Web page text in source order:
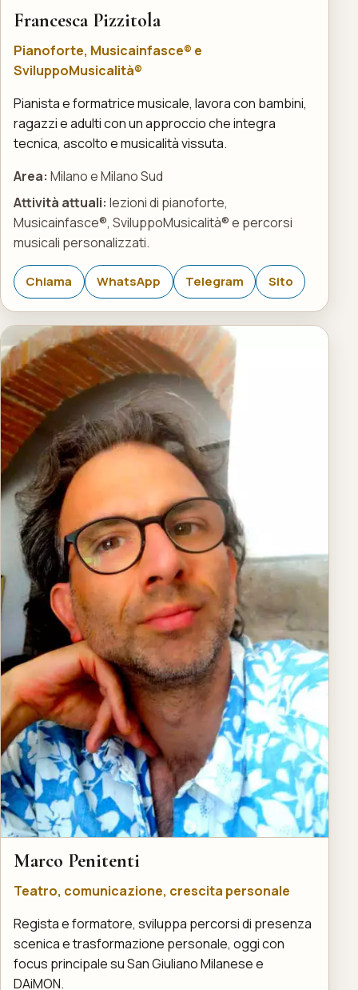
Francesca Pizzitola
Pianoforte, Musicainfasce® e
SviluppoMusicalità®
Pianista e formatrice musicale, lavora con bambini,
ragazzi e adulti con un approccio che integra
tecnica, ascolto e musicalità vissuta.
Area: Milano e Milano Sud
Attività attuali: lezioni di pianoforte,
Musicainfasce®, SviluppoMusicalità® e percorsi
musicali personalizzati.
Chiama WhatsApp Telegram Sito
Marco Penitenti
Teatro, comunicazione, crescita personale
Regista e formatore, sviluppa percorsi di presenza
scenica e trasformazione personale, oggi con
focus principale su San Giuliano Milanese e
DAiMON.